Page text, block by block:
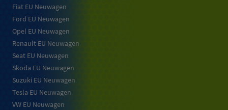
Fiat EU Neuwagen
Ford EU Neuwagen
Opel EU Neuwagen
Renault EU Neuwagen
Seat EU Neuwagen
Skoda EU Neuwagen
Suzuki EU Neuwagen
Tesla EU Neuwagen
VW EU Neuwagen